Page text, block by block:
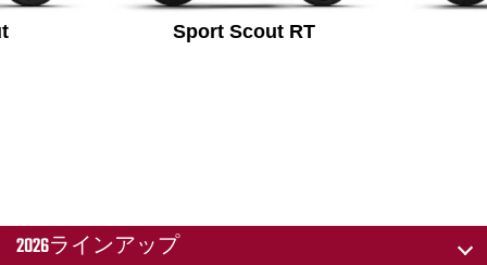
Sport Scout RT
2026ラインアップ